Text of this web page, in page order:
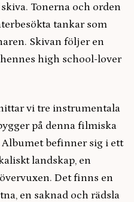
Tonerna och orden
tankar som
Skivan följer en
high school-lover
vi tre instrumentala
på denna filmiska
befinner sig i ett
landskap, en
Det finns en
en saknad och rädsla